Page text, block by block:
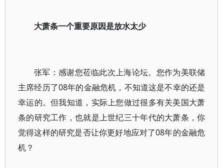
大萧条一个重要原因是放水太少
张军：感谢您莅临此次上海论坛。您作为美联储
主席经历了08年的金融危机，不知道这是不幸的还是
幸运的。但我知道，实际上您做过很多有关美国大萧
条的研究工作，也就是上世纪三十年代的大萧条，你
觉得这样的研究是否让你更好地应对了08年的金融危
机？